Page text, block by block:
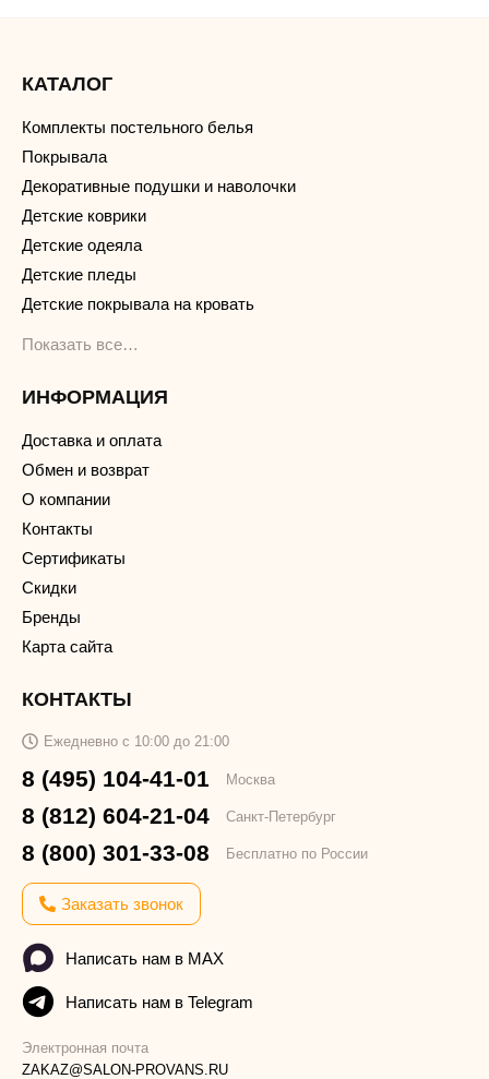
КАТАЛОГ
Комплекты постельного белья
Покрывала
Декоративные подушки и наволочки
Детские коврики
Детские одеяла
Детские пледы
Детские покрывала на кровать
Показать все…
ИНФОРМАЦИЯ
Доставка и оплата
Обмен и возврат
О компании
Контакты
Сертификаты
Скидки
Бренды
Карта сайта
КОНТАКТЫ
Ежедневно с 10:00 до 21:00
8 (495) 104-41-01 Москва
8 (812) 604-21-04 Санкт-Петербург
8 (800) 301-33-08 Бесплатно по России
Заказать звонок
Написать нам в MAX
Написать нам в Telegram
Электронная почта
ZAKAZ@SALON-PROVANS.RU